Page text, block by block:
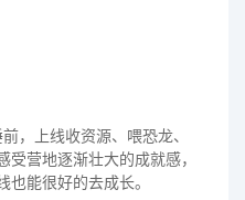
，上线收资源、喂恐龙、
营地逐渐壮大的成就感，
能很好的去成长。